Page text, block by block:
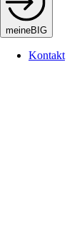
meineBIG
Kontakt